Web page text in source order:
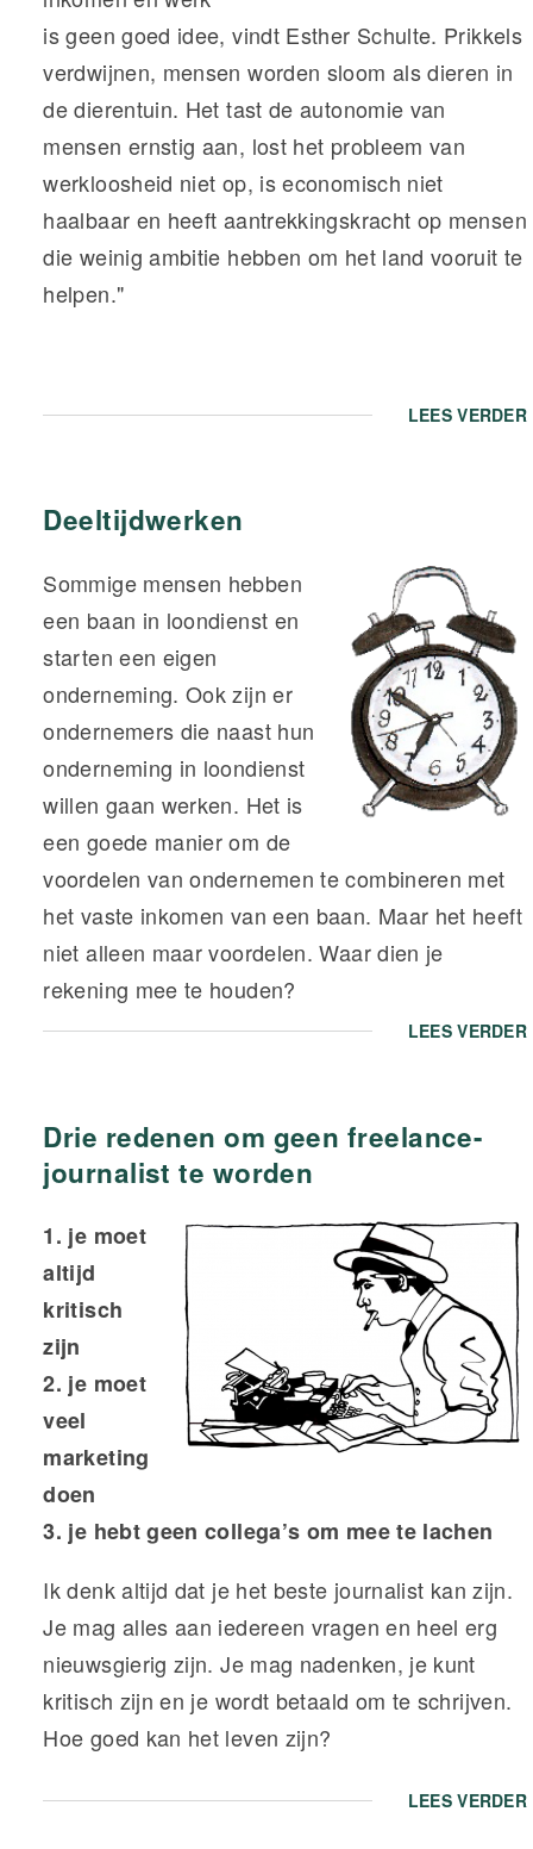
is geen goed idee, vindt Esther Schulte. Prikkels
verdwijnen, mensen worden sloom als dieren in
de dierentuin. Het tast de autonomie van
mensen ernstig aan, lost het probleem van
werkloosheid niet op, is economisch niet
haalbaar en heeft aantrekkingskracht op mensen
die weinig ambitie hebben om het land vooruit te
helpen."
LEES VERDER
Deeltijdwerken
Sommige mensen hebben
een baan in loondienst en
starten een eigen
onderneming. Ook zijn er
ondernemers die naast hun
onderneming in loondienst
willen gaan werken. Het is
een goede manier om de
voordelen van ondernemen te combineren met
het vaste inkomen van een baan. Maar het heeft
niet alleen maar voordelen. Waar dien je
rekening mee te houden?
LEES VERDER
Drie redenen om geen freelance-
journalist te worden
1. je moet
altijd
kritisch
zijn
2. je moet
veel
marketing
doen
3. je hebt geen collega’s om mee te lachen
Ik denk altijd dat je het beste journalist kan zijn.
Je mag alles aan iedereen vragen en heel erg
nieuwsgierig zijn. Je mag nadenken, je kunt
kritisch zijn en je wordt betaald om te schrijven.
Hoe goed kan het leven zijn?
LEES VERDER